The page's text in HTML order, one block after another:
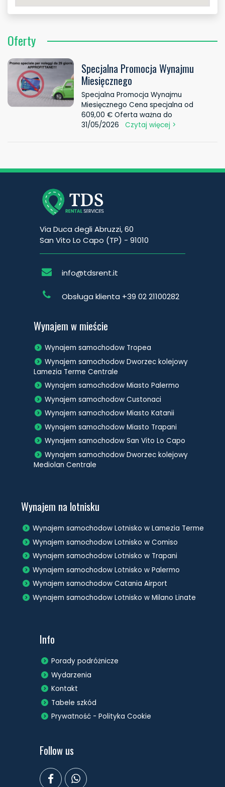
Oferty
Specjalna Promocja Wynajmu
Miesięcznego
Specjalna Promocja Wynajmu
Miesięcznego Cena specjalna od
609,00 € Oferta ważna do
31/05/2026
Czytaj więcej >
Via Duca degli Abruzzi, 60
San Vito Lo Capo (TP) - 91010
info@tdsrent.it
Obsługa klienta +39 02 21100282
Wynajem w mieście
Wynajem samochodow Tropea
Wynajem samochodow Dworzec kolejowy
Lamezia Terme Centrale
Wynajem samochodow Miasto Palermo
Wynajem samochodow Custonaci
Wynajem samochodow Miasto Katanii
Wynajem samochodow Miasto Trapani
Wynajem samochodow San Vito Lo Capo
Wynajem samochodow Dworzec kolejowy
Mediolan Centrale
Wynajem na lotnisku
Wynajem samochodow Lotnisko w Lamezia Terme
Wynajem samochodow Lotnisko w Comiso
Wynajem samochodow Lotnisko w Trapani
Wynajem samochodow Lotnisko w Palermo
Wynajem samochodow Catania Airport
Wynajem samochodow Lotnisko w Milano Linate
Info
Porady podróżnicze
Wydarzenia
Kontakt
Tabele szkód
Prywatność - Polityka Cookie
Follow us